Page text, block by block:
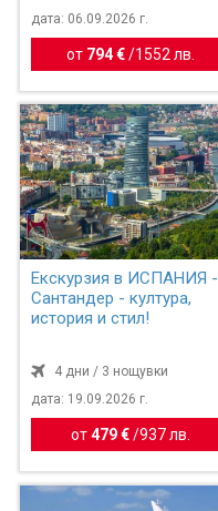
дата: 06.09.2026 г.
от 794 € / 1552 лв.
Екскурзия в ИСПАНИЯ -
Сантандер - култура,
история и стил!
4 дни / 3 нощувки
дата: 19.09.2026 г.
от479 € /937 лв.